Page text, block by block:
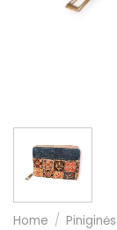
Home / Piniginės